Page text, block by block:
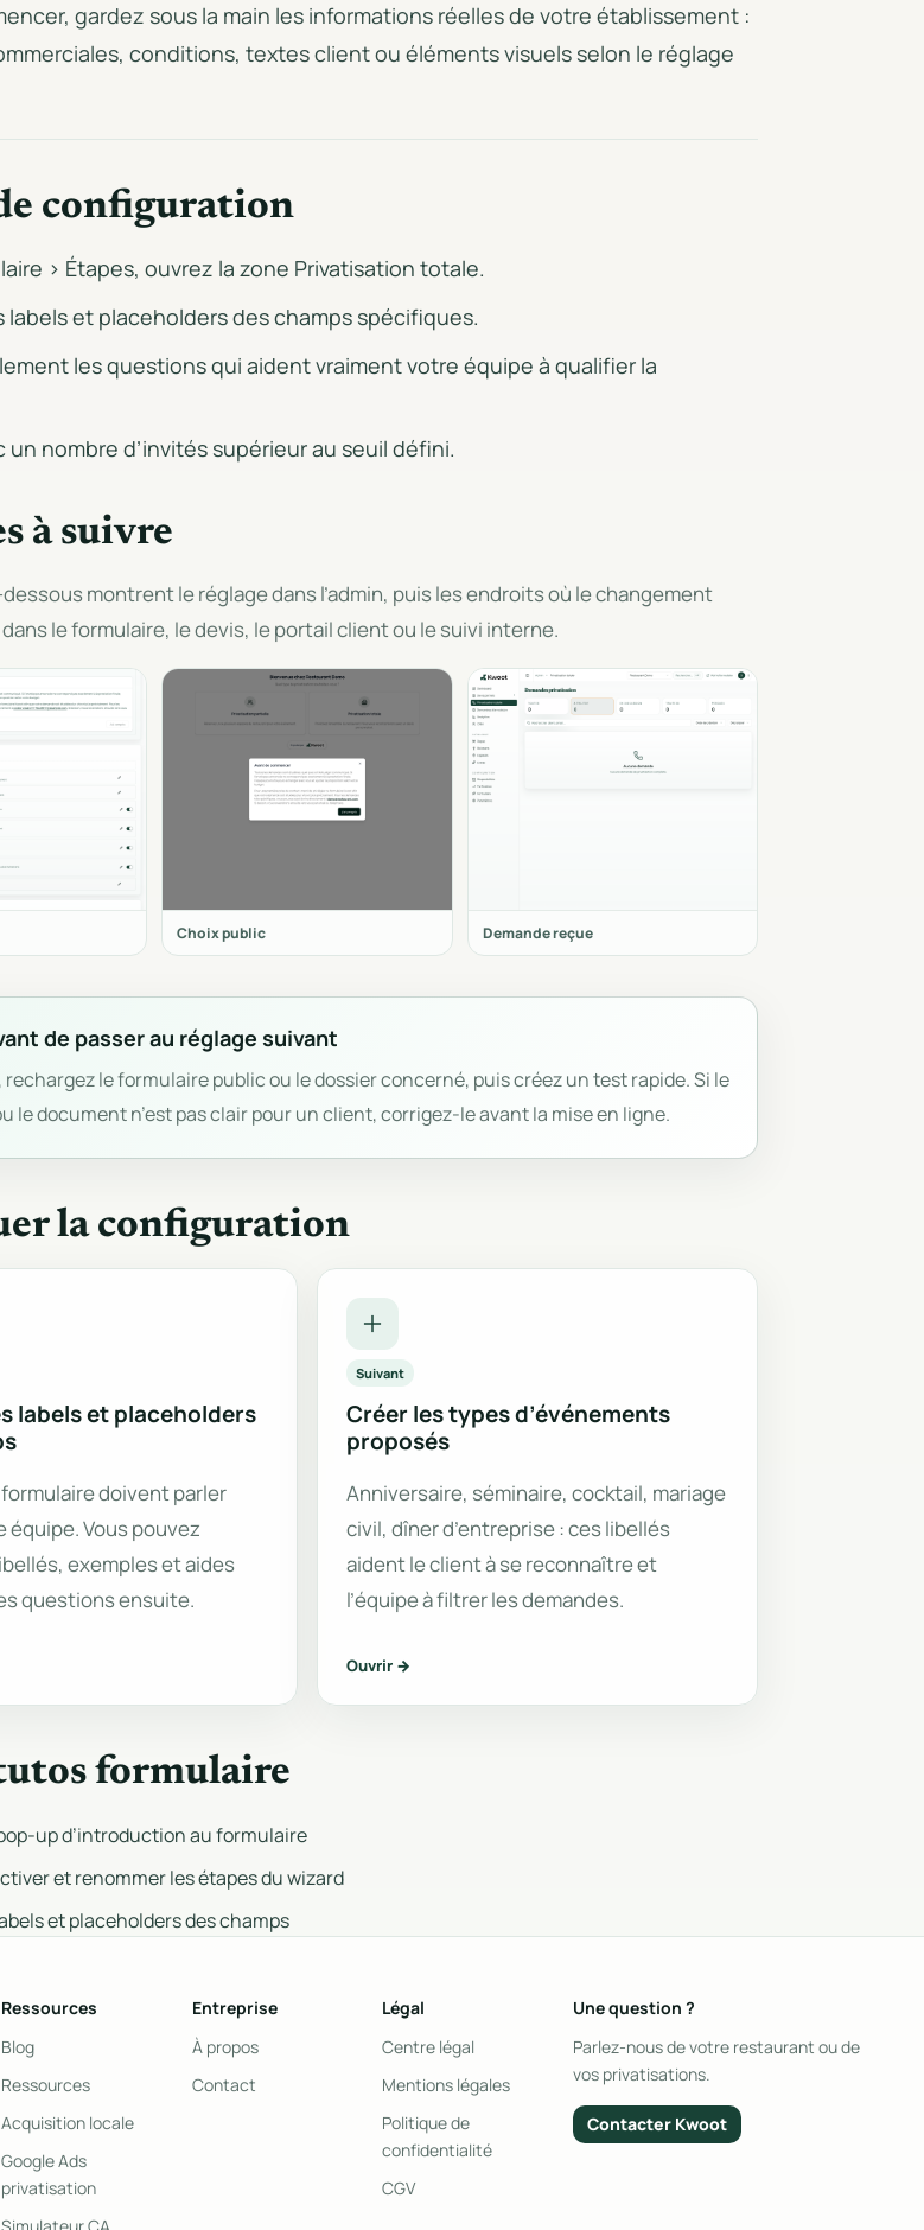
gardez sous la main les informations réelles de votre établissement :
conditions, textes client ou éléments visuels selon le réglage
configuration
> Étapes, ouvrez la zone Privatisation totale.
labels et placeholders des champs spécifiques.
les questions qui aident vraiment votre équipe à qualifier la
un nombre d’invités supérieur au seuil défini.
à suivre
montrent le réglage dans l’admin, puis les endroits où le changement
le formulaire, le devis, le portail client ou le suivi interne.
Choix public Demande reçue
de passer au réglage suivant
rechargez le formulaire public ou le dossier concerné, puis créez un test rapide. Si le
le document n’est pas clair pour un client, corrigez-le avant la mise en ligne.
la configuration
labels et placeholders
doivent parler
équipe. Vous pouvez
exemples et aides
questions ensuite.
Suivant
Créer les types d’événements
proposés
Anniversaire, séminaire, cocktail, mariage
civil, dîner d’entreprise : ces libellés
aident le client à se reconnaître et
l’équipe à filtrer les demandes.
Ouvrir →
formulaire
up d’introduction au formulaire
et renommer les étapes du wizard
et placeholders des champs
Ressources
Blog
Ressources
Acquisition locale
Google Ads
privatisation
Entreprise
À propos
Contact
Légal
Centre légal
Mentions légales
Politique de
confidentialité
CGV
Une question ?
Parlez-nous de votre restaurant ou de
vos privatisations.
Contacter Kwoot